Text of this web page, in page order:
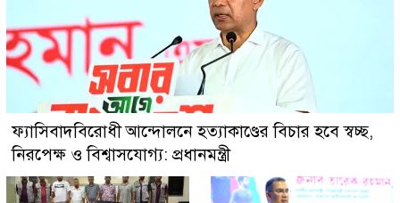
ফ্যাসিবাদবিরোধী আন্দোলনে হত্যাকাণ্ডের বিচার হবে স্বচ্ছ,
নিরপেক্ষ ও বিশ্বাসযোগ্য: প্রধানমন্ত্রী